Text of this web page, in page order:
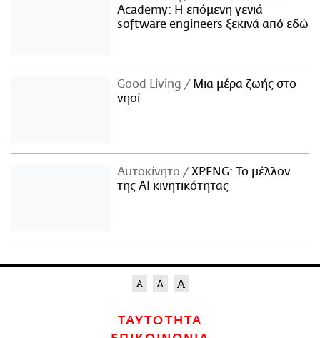
Academy: Η επόμενη γενιά
software engineers ξεκινά από εδώ
Good Living
Μια μέρα ζωής στο
νησί
Αυτοκίνητο
XPENG: Το μέλλον
της AI κινητικότητας
ΤΑΥΤΟΤΗΤΑ